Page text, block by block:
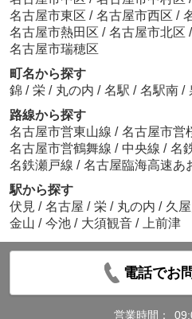
名古屋市東区 / 名古屋市西区 /
名古屋市熱田区 / 名古屋市北区 /
名古屋市瑞穂区
町名から探す
錦 / 栄 / 丸の内 / 名駅 / 名駅南 /
路線から探す
名古屋市営東山線 / 名古屋市営
名古屋市営鶴舞線 / 中央線 / 名
名鉄瀬戸線 / 名古屋臨海高速あ
駅から探す
伏見 / 名古屋 / 栄 / 丸の内 / 久
金山 / 今池 / 大須観音 / 上前津
電話でお
営業時間：